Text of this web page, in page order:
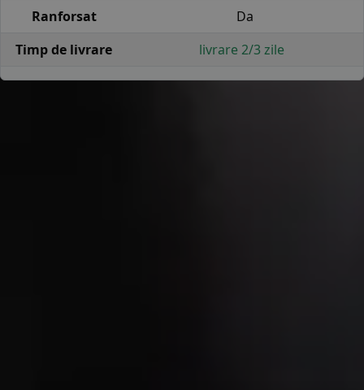
Ranforsat
Da
Timp de livrare
livrare 2/3 zile